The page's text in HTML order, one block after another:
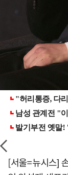
[서울=뉴시스]